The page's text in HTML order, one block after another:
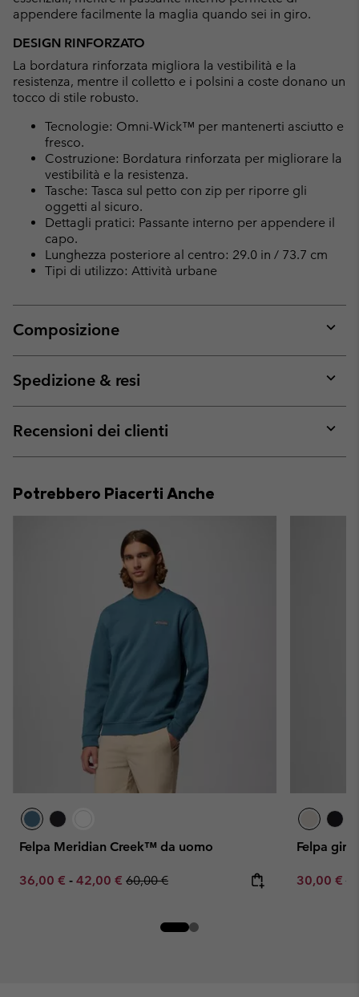
appendere facilmente la maglia quando sei in giro.
DESIGN RINFORZATO
La bordatura rinforzata migliora la vestibilità e la
resistenza, mentre il colletto e i polsini a coste donano un
tocco di stile robusto.
Tecnologie: Omni-Wick™ per mantenerti asciutto e
fresco.
Costruzione: Bordatura rinforzata per migliorare la
vestibilità e la resistenza.
Tasche: Tasca sul petto con zip per riporre gli
oggetti al sicuro.
Dettagli pratici: Passante interno per appendere il
capo.
Lunghezza posteriore al centro: 29.0 in / 73.7 cm
Tipi di utilizzo: Attività urbane
Composizione
or
Spedizione & resi
or
Recensioni dei clienti
or
Potrebbero Piacerti Anche
Felpa Meridian Creek™ da uomo
Minimum sale price:
36,00 € - Maximum sale price:
42,00 € Regular price:
60,00 €
Felpa
Sale price:
30,00 €